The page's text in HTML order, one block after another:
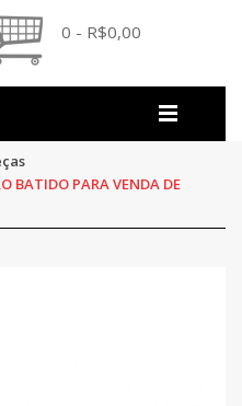
0 - R$0,00
BATIDO PARA VENDA DE